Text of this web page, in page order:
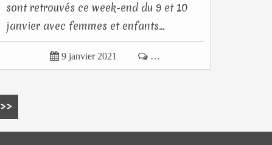
sont retrouvés ce week-end du 9 et 10
janvier avec femmes et enfants...
 9 janvier 2021  …
>>